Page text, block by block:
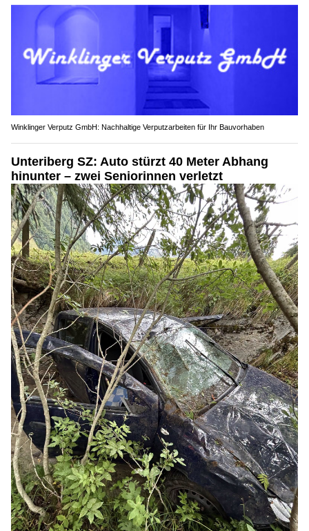
Winklinger Verputz GmbH: Nachhaltige Verputzarbeiten für Ihr Bauvorhaben
Unteriberg SZ: Auto stürzt 40 Meter Abhang
hinunter – zwei Seniorinnen verletzt